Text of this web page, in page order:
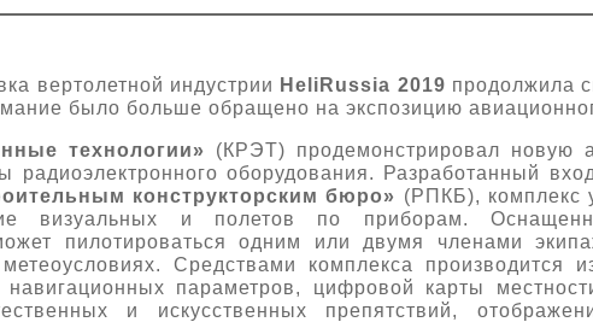
вертолетной индустрии HeliRussia 2019 продолжила
было больше обращено на экспозицию
технологии» (КРЭТ) продемонстрировал новую
радиоэлектронного оборудования. Разработанный
конструкторским бюро» (РПКБ), комплекс
визуальных и полетов по приборам.
пилотироваться одним или двумя членами
Средствами комплекса производится
параметров, цифровой карты
и искусственных препятствий,